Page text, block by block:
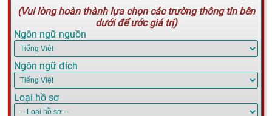
(Vui lòng hoàn thành lựa chọn các trường thông tin bên
dưới để ước giá trị)
Ngôn ngữ nguồn
Ngôn ngữ đích
Loại hồ sơ